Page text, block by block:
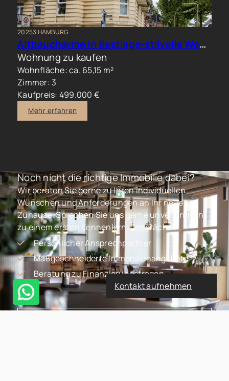
Kontakt aufnehmen
20253 HAMBURG
Altbaucharme in Bestlage-stilvolle Wohnung im beliebten Generalsviertel
Wohnung zu kaufen
Wohnfläche: ca. 65,15 m²
Zimmer: 3
Kaufpreis: 499.000 €
Mehr erfahren
Noch nicht die richtige Immobilie dabei?
Wir beraten Sie gerne zu Ihren individuellen
Wünschen und Anforderungen an Ihr neues
Zuhause. Sprechen Sie uns gerne unverbindlich
zu einem ersten Kennenlern-Gespräch an.
Persönlicher Ansprechpartner
Maßgeschneiderte Immobilienangebote
Beratung zu Finanzierungsfragen
Anrede